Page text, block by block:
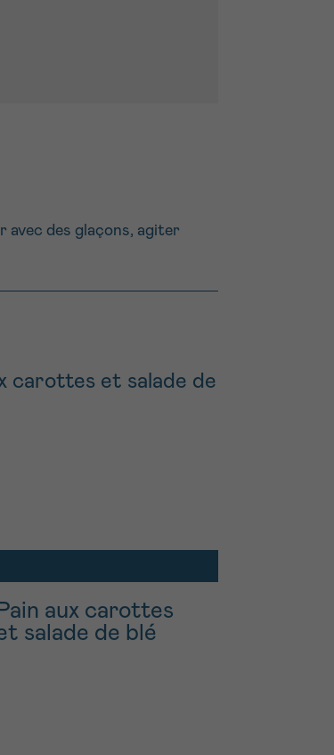
avec des glaçons, agiter
Pain aux carottes
salade de blé